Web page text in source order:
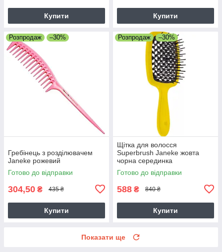
Купити Купити
Розпродаж –30%
Гребінець з розділювачем
Janeke рожевий
Готово до відправки
304,50 ₴ 435 ₴
Купити
Розпродаж –30%
Щітка для волосся
Superbrush Janeke жовта
чорна серединка
Готово до відправки
588 ₴ 840 ₴
Купити
Показати ще